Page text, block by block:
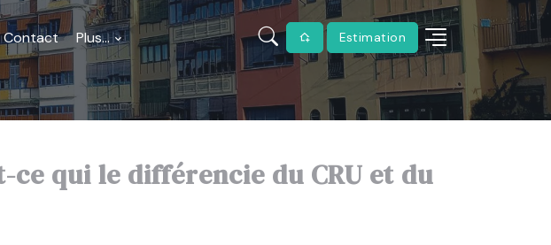
Contact Plus... Estimation
ce qui le différencie du CRU et du